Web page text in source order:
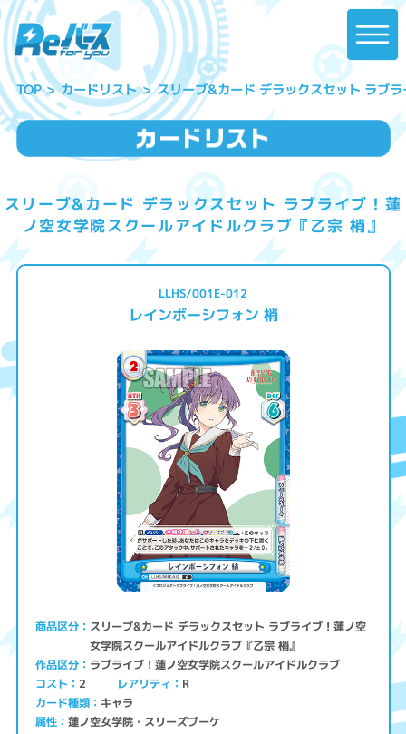
TOP カードリスト スリーブ&カード デラックスセット ラブ
スリーブ&カード デラックスセット ラブライブ！蓮
ノ空女学院スクールアイドルクラブ『乙宗 梢』
LLHS/001E-012
レインボーシフォン 梢
商品区分 スリーブ&カード デラックスセット ラブライブ！蓮ノ空
女学院スクールアイドルクラブ『乙宗 梢』
作品区分 ラブライブ！蓮ノ空女学院スクールアイドルクラブ
コスト 2 レアリティ R
カード種類 キャラ
属性 蓮ノ空女学院・スリーズブーケ